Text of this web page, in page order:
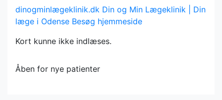
dinogminlægeklinik.dk Din og Min Lægeklinik | Din
læge i Odense Besøg hjemmeside
Kort kunne ikke indlæses.
Åben for nye patienter